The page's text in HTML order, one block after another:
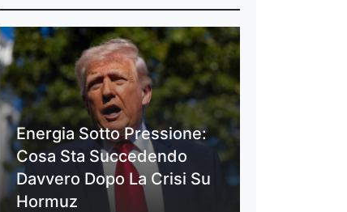
Energia Sotto Pressione:
Cosa Sta Succedendo
Davvero Dopo La Crisi Su
Hormuz